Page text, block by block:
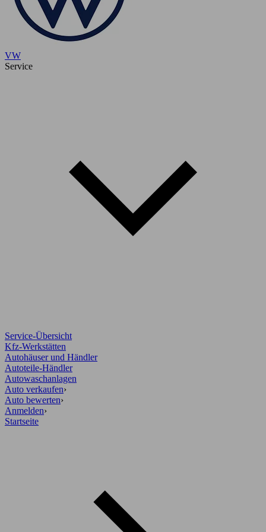
VW
Service
Service-Übersicht
Kfz-Werkstätten
Autohäuser und Händler
Autoteile-Händler
Autowaschanlagen
Auto verkaufen›
Auto bewerten›
Anmelden›
Startseite